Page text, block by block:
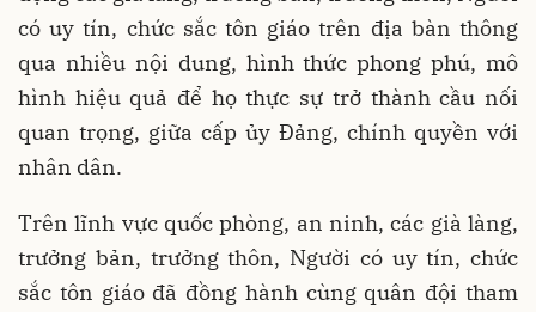
có uy tín, chức sắc tôn giáo trên địa bàn thông
qua nhiều nội dung, hình thức phong phú, mô
hình hiệu quả để họ thực sự trở thành cầu nối
quan trọng, giữa cấp ủy Đảng, chính quyền với
nhân dân.
Trên lĩnh vực quốc phòng, an ninh, các già làng,
trưởng bản, trưởng thôn, Người có uy tín, chức
sắc tôn giáo đã đồng hành cùng quân đội tham